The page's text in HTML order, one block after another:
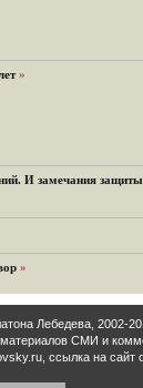
и достойная
чтут память
«Я долго
Марины
идеальной
Марина Филипповна
правды.
»
И замечания
»
Лебедева, 2002-
CМИ и
ссылка на сайт